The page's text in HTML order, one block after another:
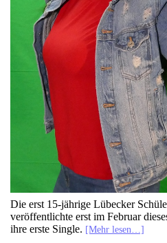
Die erst 15-jährige Lübecker
veröffentlichte erst im Februar
ihre erste Single. [Mehr lesen…]